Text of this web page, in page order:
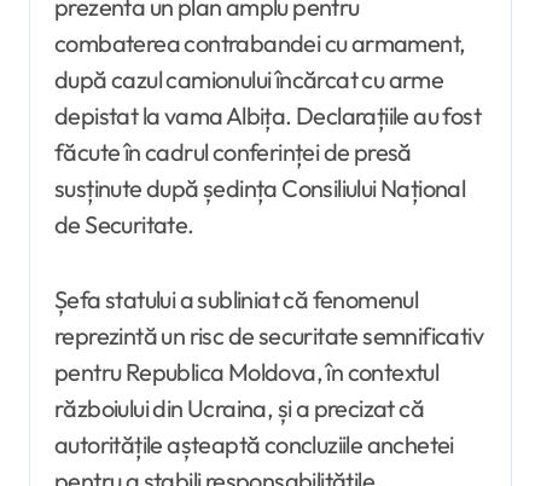
prezenta un plan amplu pentru
combaterea contrabandei cu armament,
după cazul camionului încărcat cu arme
depistat la vama Albița. Declarațiile au fost
făcute în cadrul conferinței de presă
susținute după ședința Consiliului Național
de Securitate.
Șefa statului a subliniat că fenomenul
reprezintă un risc de securitate semnificativ
pentru Republica Moldova, în contextul
războiului din Ucraina, și a precizat că
autoritățile așteaptă concluziile anchetei